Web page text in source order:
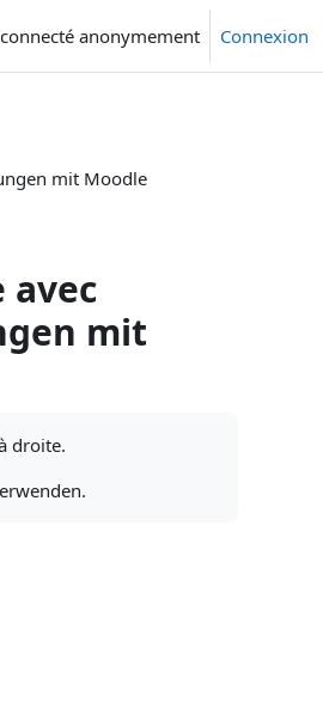
anonymement Connexion
mit Moodle
avec
mit
droite.